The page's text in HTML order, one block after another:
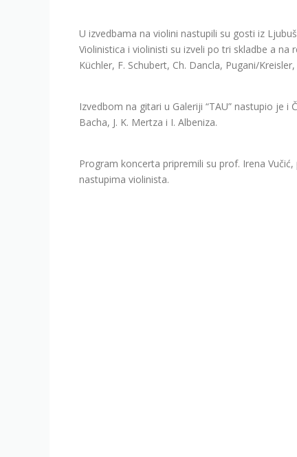
U izvedbama na violini nastupili su gosti iz
Violinistica i violinisti su izveli po tri skladbe a na
Küchler, F. Schubert, Ch. Dancla, Pugani/
Izvedbom na gitari u Galeriji “TAU” nastupio je i
Bacha, J. K. Mertza i I. Albeniza.
Program koncerta pripremili su prof. Irena
nastupima violinista.